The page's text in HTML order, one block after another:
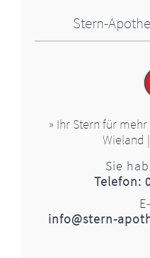
Stern-
» Ihr Stern für
Wieland
Sie
Telefon:
info@stern-